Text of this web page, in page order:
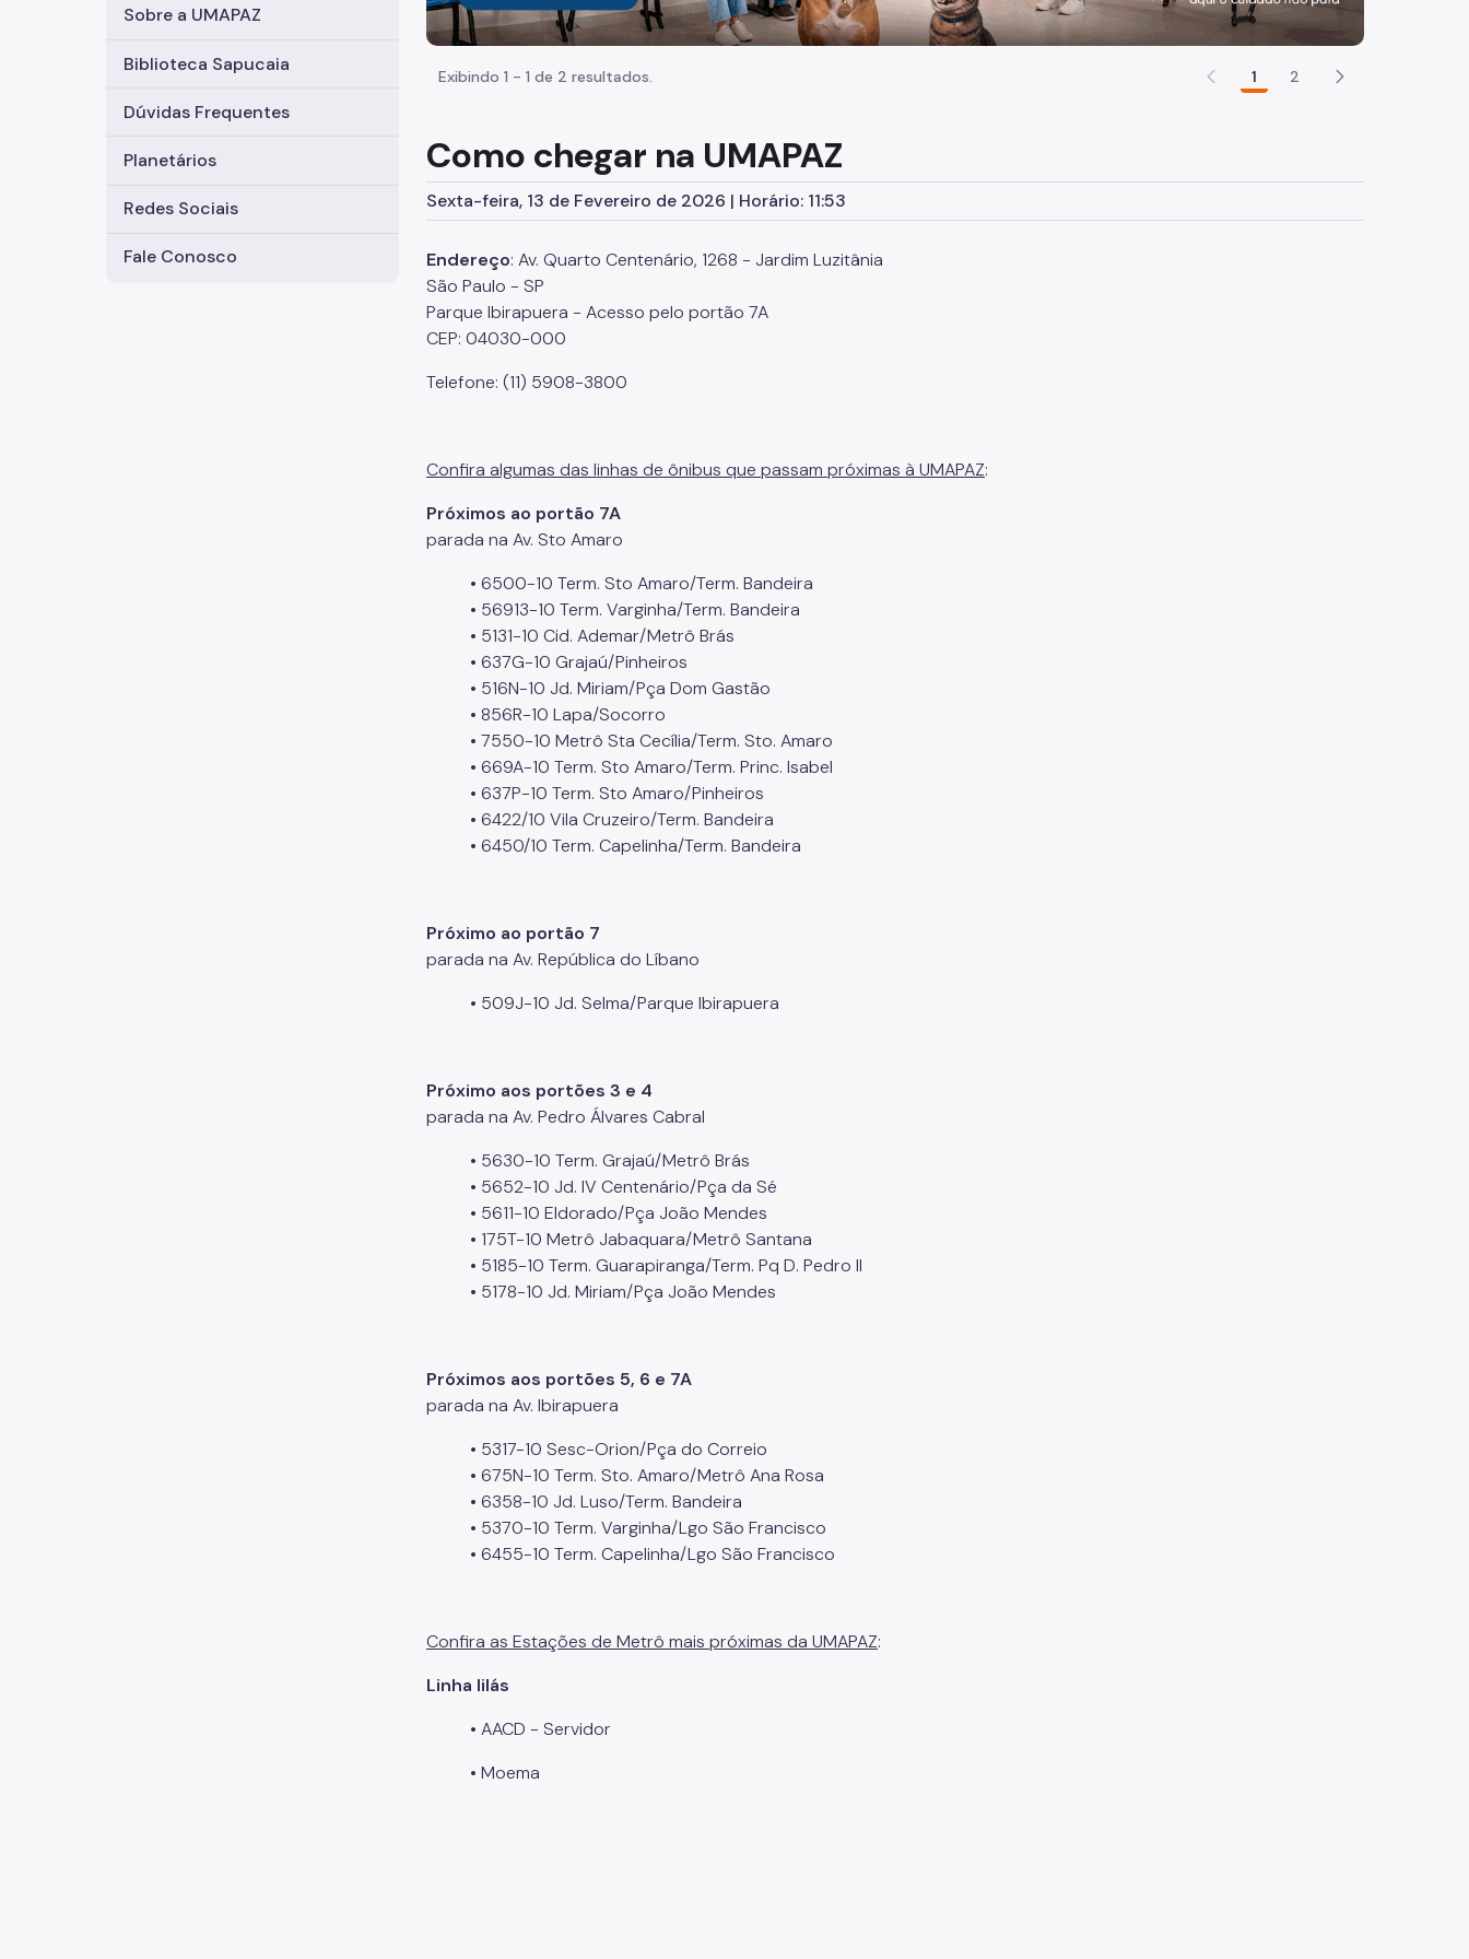
Sobre a UMAPAZ
Biblioteca Sapucaia
Dúvidas Frequentes
Planetários
Redes Sociais
Fale Conosco
Exibindo 1 - 1 de 2 resultados. 1 2
Como chegar na UMAPAZ
Sexta-feira, 13 de Fevereiro de 2026 | Horário: 11:53
Endereço: Av. Quarto Centenário, 1268 - Jardim Luzitânia
São Paulo - SP
Parque Ibirapuera - Acesso pelo portão 7A
CEP: 04030-000
Telefone: (11) 5908-3800
Confira algumas das linhas de ônibus que passam próximas à UMAPAZ:
Próximos ao portão 7A
parada na Av. Sto Amaro
• 6500-10 Term. Sto Amaro/Term. Bandeira
• 56913-10 Term. Varginha/Term. Bandeira
• 5131-10 Cid. Ademar/Metrô Brás
• 637G-10 Grajaú/Pinheiros
• 516N-10 Jd. Miriam/Pça Dom Gastão
• 856R-10 Lapa/Socorro
• 7550-10 Metrô Sta Cecília/Term. Sto. Amaro
• 669A-10 Term. Sto Amaro/Term. Princ. Isabel
• 637P-10 Term. Sto Amaro/Pinheiros
• 6422/10 Vila Cruzeiro/Term. Bandeira
• 6450/10 Term. Capelinha/Term. Bandeira
Próximo ao portão 7
parada na Av. República do Líbano
• 509J-10 Jd. Selma/Parque Ibirapuera
Próximo aos portões 3 e 4
parada na Av. Pedro Álvares Cabral
• 5630-10 Term. Grajaú/Metrô Brás
• 5652-10 Jd. IV Centenário/Pça da Sé
• 5611-10 Eldorado/Pça João Mendes
• 175T-10 Metrô Jabaquara/Metrô Santana
• 5185-10 Term. Guarapiranga/Term. Pq D. Pedro II
• 5178-10 Jd. Miriam/Pça João Mendes
Próximos aos portões 5, 6 e 7A
parada na Av. Ibirapuera
• 5317-10 Sesc-Orion/Pça do Correio
• 675N-10 Term. Sto. Amaro/Metrô Ana Rosa
• 6358-10 Jd. Luso/Term. Bandeira
• 5370-10 Term. Varginha/Lgo São Francisco
• 6455-10 Term. Capelinha/Lgo São Francisco
Confira as Estações de Metrô mais próximas da UMAPAZ:
Linha lilás
• AACD - Servidor
• Moema